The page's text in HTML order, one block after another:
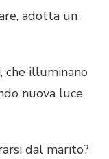
adotta un
che illuminano
nuova luce
dal marito?